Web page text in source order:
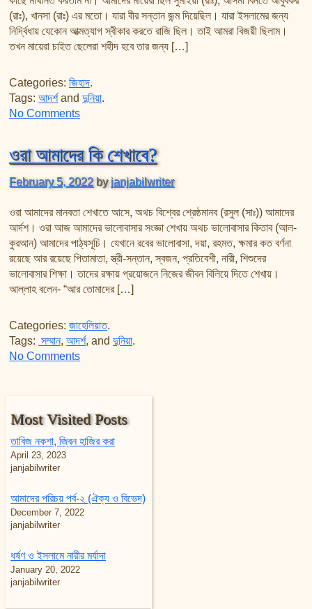
শায়খ আহমদ মুসা জিবরীলের বই সমূহ
(রাঃ), খানসা (রাঃ) এর মতো। যারা বীর সন্তান জন্ম দিয়েছিল। যারা ইসলামের জন্য
নির্দ্বিধায় যেকোন আত্মত্যাগ স্বীকার করতে রাজি ছিল। তাই আমরা বিজয়ী ছিলাম।
তখন মায়েরা চাইত ছেলেরা শহীদ হবে তার জন্য […]
Categories: জিহাদ.
Tags: আদর্শandদুনিয়া.
No Commentson আদর্শ মা
ওরা আমাদের কি শেখাবে?
February 5, 2022 byjanjabilwriter
ওরা আমাদের মানবতা শেখাতে আসে, অথচ বিশ্বের শ্রেষ্ঠমানব (রসুল (সাঃ)) আমাদের
আর্দশ। ওরা আজ আমাদের ভালোবাসার সংজ্ঞা শেখায় অথচ ভালোবাসার কিতাব (আল-
কুরআন) আমাদের পাঠ্যসূচি। যেখানে রবের ভালোবাসা, দয়া, রহমত, ক্ষমার কত বর্ণনা
রয়েছে আর রয়েছে পিতামাতা, স্ত্রী-সন্তান, স্বজন, প্রতিবেশী, নারী, শিশুদের
ভালোবাসার শিক্ষা। তাদের রক্ষায় প্রয়োজনে নিজের জীবন বিলিয়ে দিতে শেখায়।
আল্লাহ বলেন- “আর তোমাদের […]
Categories: জাহেলিয়াত.
Tags: সম্মান,আদর্শ, andদুনিয়া.
No Commentson ওরা আমাদের কি শেখাবে?
Most Visited Posts
তাবিজ নকশা, জ্বিন হাজির করা
April 23, 2023
janjabilwriter
আমাদের পরিচয় পর্ব-২ (ঐক্য ও বিভেদ)
December 7, 2022
janjabilwriter
ধর্ষণ ও ইসলামে নারীর মর্যাদা
January 20, 2022
janjabilwriter